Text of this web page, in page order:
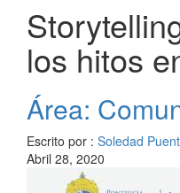
los hitos
Área:
Escrito por : Soledad
Abril 28, 2020